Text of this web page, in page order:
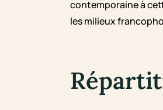
contemporaine à
les milieux